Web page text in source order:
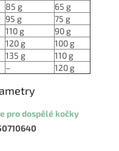
85 g
65 g
95 g
75 g
110 g
90 g
120 g
100 g
135 g
110 g
– 120 g
pro dospělé kočky